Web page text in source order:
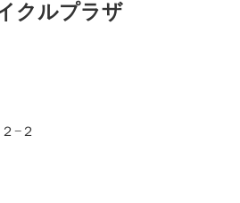
クルプラザ
−２